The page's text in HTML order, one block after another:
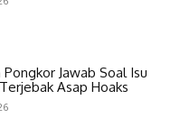
Jawab Soal Isu
Asap Hoaks